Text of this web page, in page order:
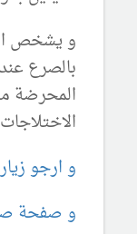
و يشخص
بالصرع
المحرضة
و ارجو
و صفحة